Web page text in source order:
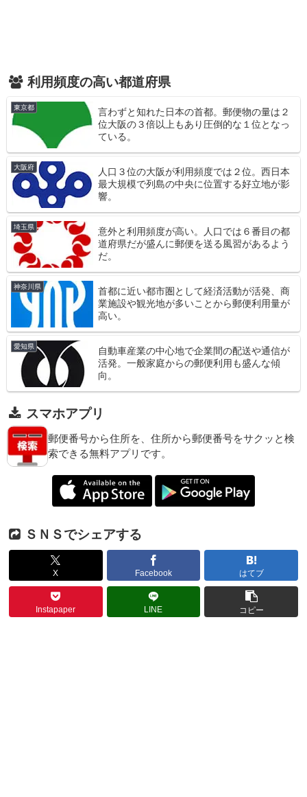
利用頻度の高い都道府県
東京都
言わずと知れた日本の首都。郵便物の量は２
位大阪の３倍以上もあり圧倒的な１位となっ
ている。
大阪府
人口３位の大阪が利用頻度では２位。西日本
最大規模で列島の中央に位置する好立地が影
響。
埼玉県
意外と利用頻度が高い。人口では６番目の都
道府県だが盛んに郵便を送る風習があるよう
だ。
神奈川県
首都に近い都市圏として経済活動が活発、商
業施設や観光地が多いことから郵便利用量が
高い。
愛知県
自動車産業の中心地で企業間の配送や通信が
活発。一般家庭からの郵便利用も盛んな傾
向。
スマホアプリ
郵便番号から住所を、住所から郵便番号をサクッと検
索できる無料アプリです。
ＳＮＳでシェアする
X Facebook はてブ
Instapaper LINE コピー